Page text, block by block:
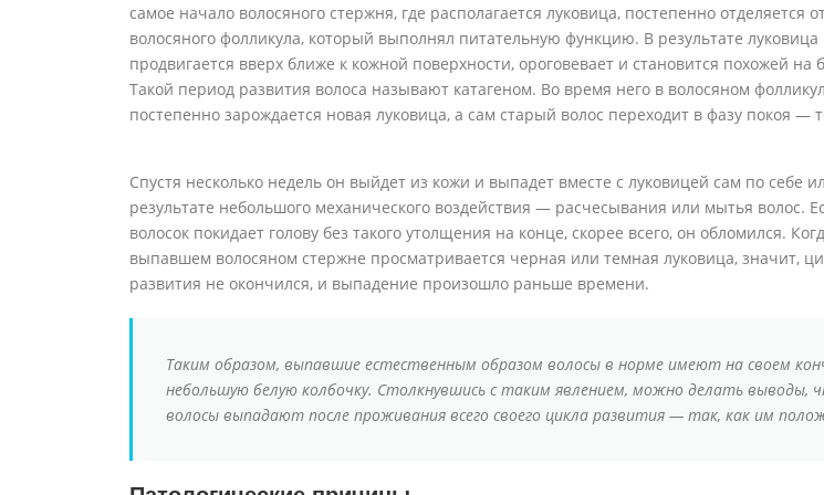
самое начало волосяного стержня, где располагается луковица, постепенно отделяется
волосяного фолликула, который выполнял питательную функцию. В результате луковица
продвигается вверх ближе к кожной поверхности, ороговевает и становится похожей на
Такой период развития волоса называют катагеном. Во время него в волосяном
постепенно зарождается новая луковица, а сам старый волос переходит в фазу покоя —
Спустя несколько недель он выйдет из кожи и выпадет вместе с луковицей сам по себе
результате небольшого механического воздействия — расчесывания или мытья волос.
волосок покидает голову без такого утолщения на конце, скорее всего, он обломился.
выпавшем волосяном стержне просматривается черная или темная луковица, значит,
развития не окончился, и выпадение произошло раньше времени.
Таким образом, выпавшие естественным образом волосы в норме имеют на своем
небольшую белую колбочку. Столкнувшись с таким явлением, можно делать выводы,
волосы выпадают после проживания всего своего цикла развития — так, как им